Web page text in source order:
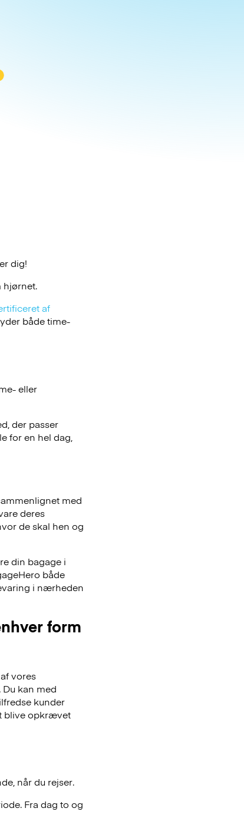
dig!
hjørnet.
af
både time-
eller
der passer
for en hel dag,
med
deres
de skal hen og
din bagage i
både
i nærheden
form
vores
kan med
kunder
blive opkrævet
når du rejser.
Fra dag to og